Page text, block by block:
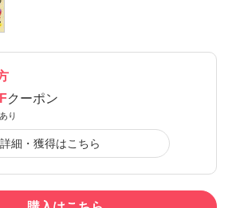
クーポン
り
詳細・獲得はこちら